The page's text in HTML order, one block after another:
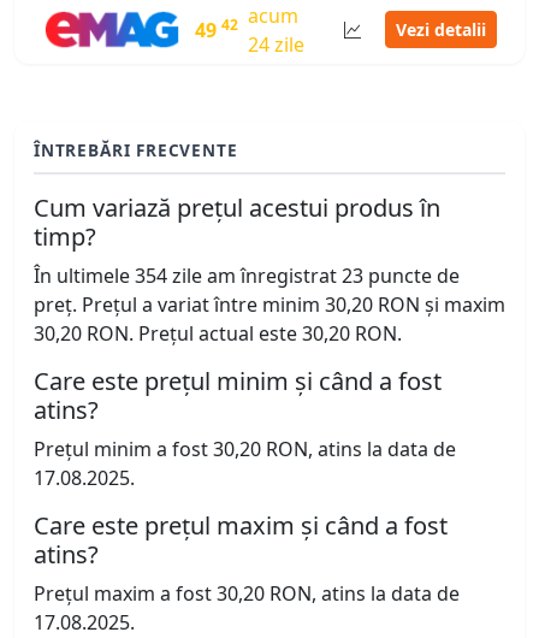
49 42 acum
24 zile
Vezi detalii
ÎNTREBĂRI FRECVENTE
Cum variază prețul acestui produs în
timp?
În ultimele 354 zile am înregistrat 23 puncte de
preț. Prețul a variat între minim 30,20 RON și maxim
30,20 RON. Prețul actual este 30,20 RON.
Care este prețul minim și când a fost
atins?
Prețul minim a fost 30,20 RON, atins la data de
17.08.2025.
Care este prețul maxim și când a fost
atins?
Prețul maxim a fost 30,20 RON, atins la data de
17.08.2025.